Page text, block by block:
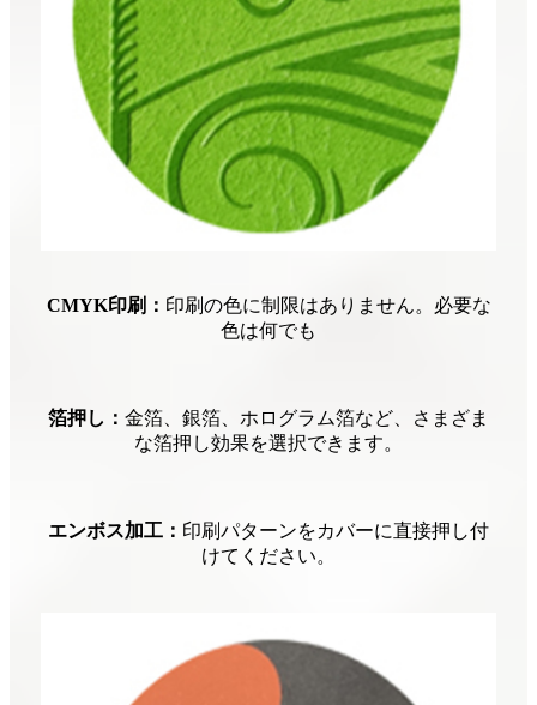
CMYK印刷： 印刷の色に制限はありません。必要な
色は何でも
箔押し： 金箔、銀箔、ホログラム箔など、さまざま
な箔押し効果を選択できます。
エンボス加工： 印刷パターンをカバーに直接押し付
けてください。